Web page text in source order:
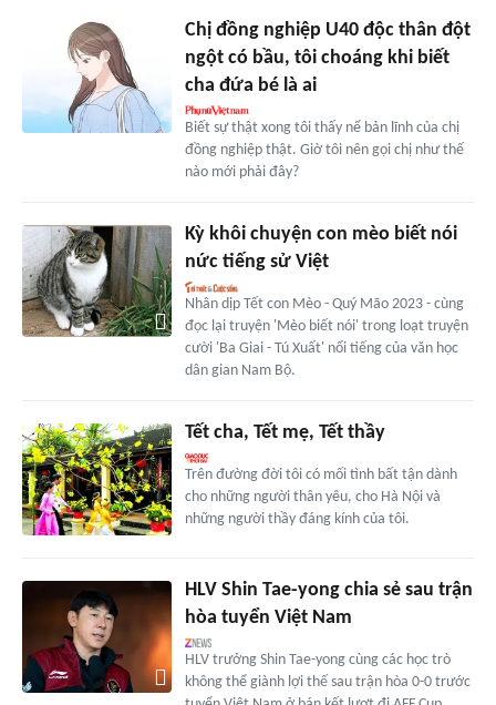
Chị đồng nghiệp U40 độc thân đột
ngột có bầu, tôi choáng khi biết
cha đứa bé là ai
Biết sự thật xong tôi thấy nể bản lĩnh của chị
đồng nghiệp thật. Giờ tôi nên gọi chị như thế
nào mới phải đây?
Kỳ khôi chuyện con mèo biết nói
nức tiếng sử Việt
Nhân dịp Tết con Mèo - Quý Mão 2023 - cùng
đọc lại truyện 'Mèo biết nói' trong loạt truyện
cười 'Ba Giai - Tú Xuất' nổi tiếng của văn học
dân gian Nam Bộ.
Tết cha, Tết mẹ, Tết thầy
Trên đường đời tôi có mối tình bất tận dành
cho những người thân yêu, cho Hà Nội và
những người thầy đáng kính của tôi.
HLV Shin Tae-yong chia sẻ sau trận
hòa tuyển Việt Nam
HLV trưởng Shin Tae-yong cùng các học trò
không thể giành lợi thế sau trận hòa 0-0 trước